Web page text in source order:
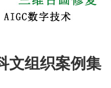
文组织案例集